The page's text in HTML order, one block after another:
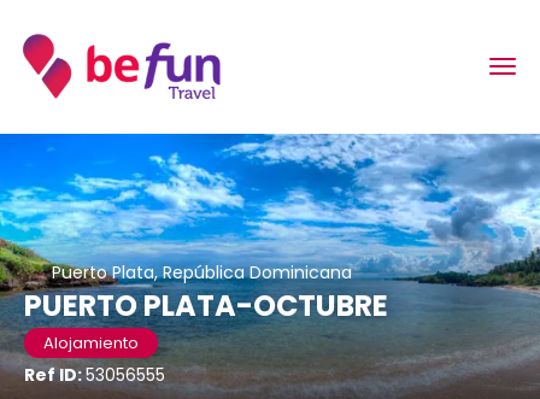
Puerto Plata, República Dominicana
PUERTO PLATA-OCTUBRE
Alojamiento
Ref ID:53056555